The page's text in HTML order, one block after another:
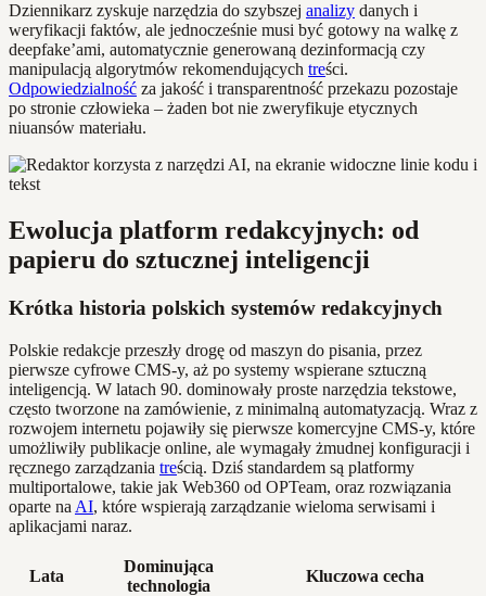
Dziennikarz zyskuje narzędzia do szybszej analizy danych i
weryfikacji faktów, ale jednocześnie musi być gotowy na walkę z
deepfake’ami, automatycznie generowaną dezinformacją czy
manipulacją algorytmów rekomendujących treści.
Odpowiedzialność za jakość i transparentność przekazu pozostaje
po stronie człowieka – żaden bot nie zweryfikuje etycznych
niuansów materiału.
Ewolucja platform redakcyjnych: od
papieru do sztucznej inteligencji
Krótka historia polskich systemów redakcyjnych
Polskie redakcje przeszły drogę od maszyn do pisania, przez
pierwsze cyfrowe CMS-y, aż po systemy wspierane sztuczną
inteligencją. W latach 90. dominowały proste narzędzia tekstowe,
często tworzone na zamówienie, z minimalną automatyzacją. Wraz z
rozwojem internetu pojawiły się pierwsze komercyjne CMS-y, które
umożliwiły publikacje online, ale wymagały żmudnej konfiguracji i
ręcznego zarządzania treścią. Dziś standardem są platformy
multiportalowe, takie jak Web360 od OPTeam, oraz rozwiązania
oparte na AI, które wspierają zarządzanie wieloma serwisami i
aplikacjami naraz.
Lata
Dominująca
technologia
Kluczowa cecha